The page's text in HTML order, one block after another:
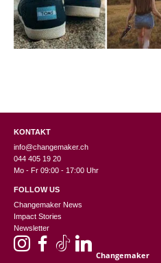
KONTAKT
info@changemaker.ch
044 405 19 20
Mo - Fr 09:00 - 17:00 Uhr
FOLLOW US
Changemaker News
Impact Stories
Newsletter
Changemaker